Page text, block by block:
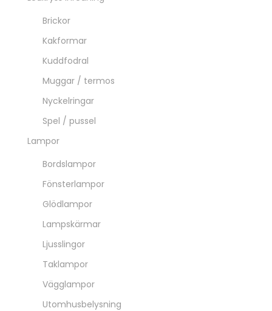
Brickor
Kakformar
Kuddfodral
Muggar / termos
Nyckelringar
Spel / pussel
Lampor
Bordslampor
Fönsterlampor
Glödlampor
Lampskärmar
Ljusslingor
Taklampor
Vägglampor
Utomhusbelysning